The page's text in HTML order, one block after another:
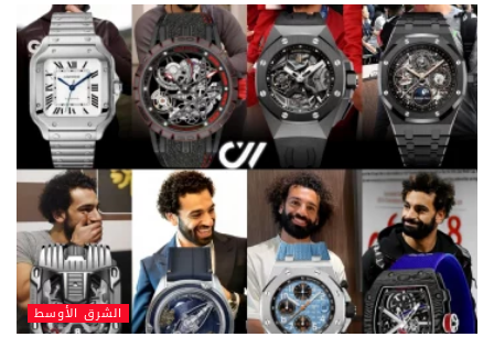
الشرق الأوسط